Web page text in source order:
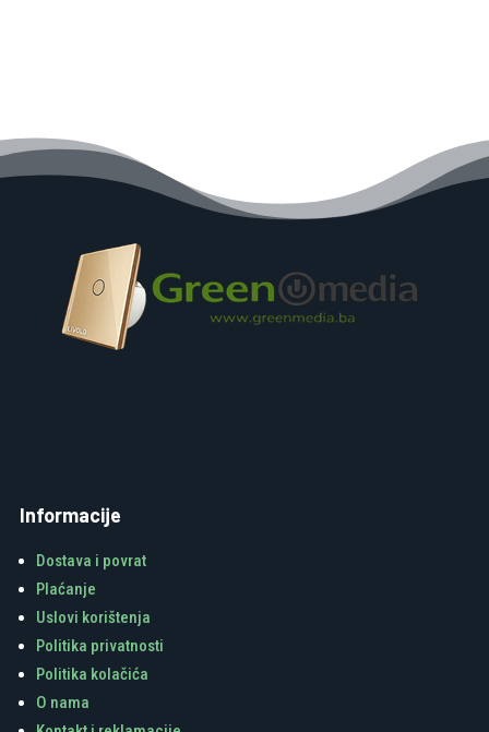
Informacije
Dostava i povrat
Plaćanje
Uslovi korištenja
Politika privatnosti
Politika kolačića
O nama